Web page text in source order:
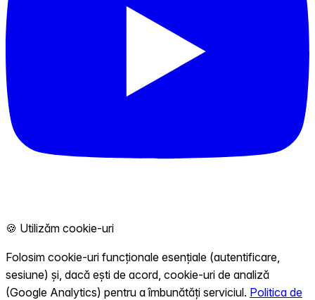
🍪 Utilizăm cookie-uri
Folosim cookie-uri funcționale esențiale (autentificare,
sesiune) și, dacă ești de acord, cookie-uri de analiză
(Google Analytics) pentru a îmbunătăți serviciul. Politica de